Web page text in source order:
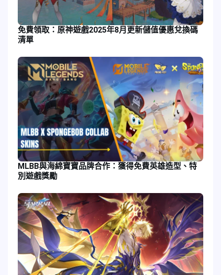
免費領取：原神遊戲2025年8月更新儲值優惠兌換碼
清單
MLBB與海綿寶寶品牌合作：獲得免費英雄造型、特
別遊戲獎勵